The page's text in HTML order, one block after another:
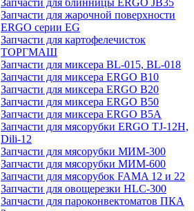
Запчасти для блинницы ERGO JB35
Запчасти для жарочной поверхности
ERGO серии EG
Запчасти для картофелечисток
ТОРГМАШ
Запчасти для миксера BL-015, BL-018
Запчасти для миксера ERGO B10
Запчасти для миксера ERGO B20
Запчасти для миксера ERGO B50
Запчасти для миксера ERGO B5A
Запчасти для мясорубки ERGO TJ-12H,
Dili-12
Запчасти для мясорубки МИМ-300
Запчасти для мясорубки МИМ-600
Запчасти для мясорубок FAMA 12 и 22
Запчасти для овощерезки HLC-300
Запчасти для пароконвектоматов ПКА